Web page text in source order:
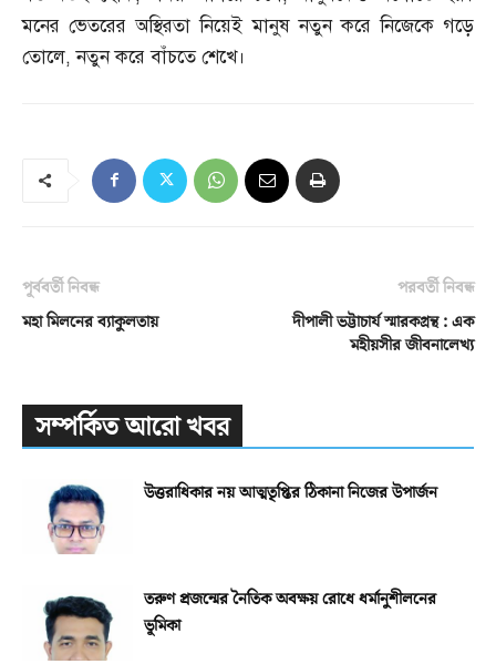
মনের ভেতরের অস্থিরতা নিয়েই মানুষ নতুন করে নিজেকে গড়ে
তোলে,নতুন করে বাঁচতে শেখে।
পূর্ববর্তী নিবন্ধ
মহা মিলনের ব্যাকুলতায়
পরবর্তী নিবন্ধ
দীপালী ভট্টাচার্য স্মারকগ্রন্থ : এক
মহীয়সীর জীবনালেখ্য
সম্পর্কিত আরো খবর
উত্তরাধিকার নয় আত্মতৃপ্তির ঠিকানা নিজের উপার্জন
তরুণ প্রজন্মের নৈতিক অবক্ষয় রোধে ধর্মানুশীলনের
ভূমিকা